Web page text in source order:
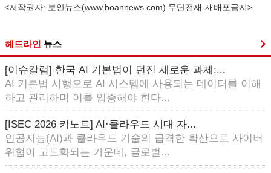
<저작권자: 보안뉴스(www.boannews.com) 무단전재-재배포금지>
헤드라인 뉴스
[이슈칼럼] 한국 AI 기본법이 던진 새로운 과제:...
AI 기본법 시행으로 AI 시스템에 사용되는 데이터를 이해
하고 관리하며 이를 입증해야 한다...
[ISEC 2026 키노트] AI·클라우드 시대 자...
인공지능(AI)과 클라우드 기술의 급격한 확산으로 사이버
위협이 고도화되는 가운데, 글로벌...